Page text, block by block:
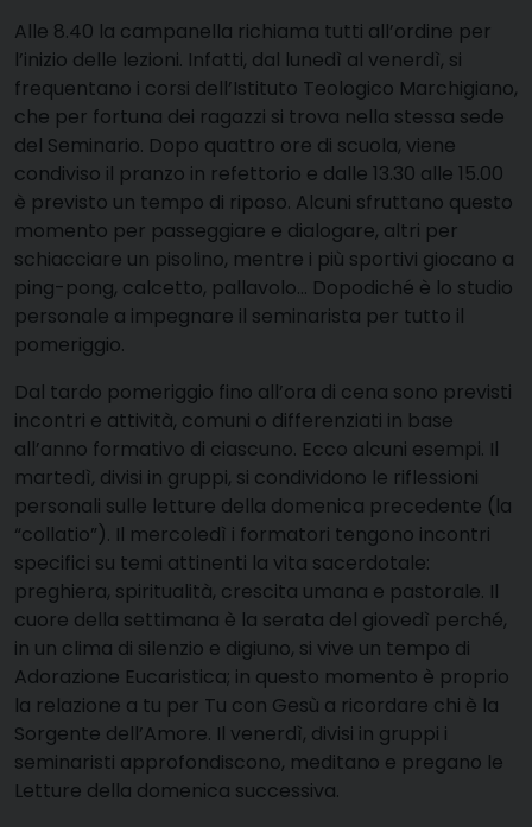
Alle 8.40 la campanella richiama tutti all’ordine per
l’inizio delle lezioni. Infatti, dal lunedì al venerdì, si
frequentano i corsi dell’Istituto Teologico Marchigiano,
che per fortuna dei ragazzi si trova nella stessa sede
del Seminario. Dopo quattro ore di scuola, viene
condiviso il pranzo in refettorio e dalle 13.30 alle 15.00
è previsto un tempo di riposo. Alcuni sfruttano questo
momento per passeggiare e dialogare, altri per
schiacciare un pisolino, mentre i più sportivi giocano a
ping-pong, calcetto, pallavolo… Dopodiché è lo studio
personale a impegnare il seminarista per tutto il
pomeriggio.
Dal tardo pomeriggio fino all’ora di cena sono previsti
incontri e attività, comuni o differenziati in base
all’anno formativo di ciascuno. Ecco alcuni esempi. Il
martedì, divisi in gruppi, si condividono le riflessioni
personali sulle letture della domenica precedente (la
“collatio”). Il mercoledì i formatori tengono incontri
specifici su temi attinenti la vita sacerdotale:
preghiera, spiritualità, crescita umana e pastorale. Il
cuore della settimana è la serata del giovedì perché,
in un clima di silenzio e digiuno, si vive un tempo di
Adorazione Eucaristica; in questo momento è proprio
la relazione a tu per Tu con Gesù a ricordare chi è la
Sorgente dell’Amore. Il venerdì, divisi in gruppi i
seminaristi approfondiscono, meditano e pregano le
Letture della domenica successiva.